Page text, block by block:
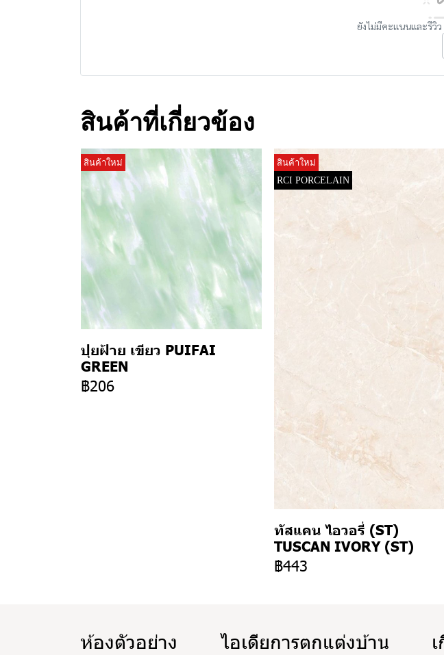
ยังไม่มีคะแนนและรีวิ
สินค้าที่เกี่ยวข้อง
สินค้าใหม่
ปุยฝ้าย เขียว PUIFAI
GREEN
฿206
สินค้าใหม่
RCI PORCELAIN
ทัสแคน ไอวอรี่ (ST)
TUSCAN IVORY (ST)
฿443
ห้องตัวอย่าง ไอเดียการตกแต่งบ้าน